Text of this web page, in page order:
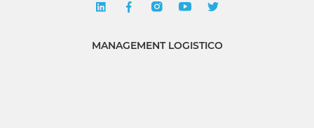
MANAGEMENT LOGISTICO